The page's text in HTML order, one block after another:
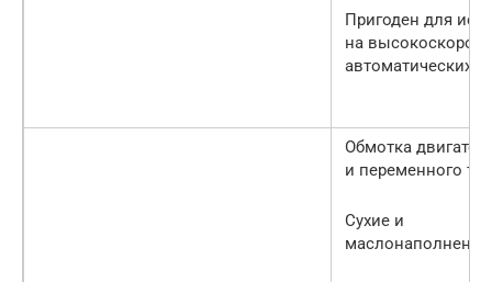
Пригоден для
на
автоматических
Обмотка
и переменного
Сухие и